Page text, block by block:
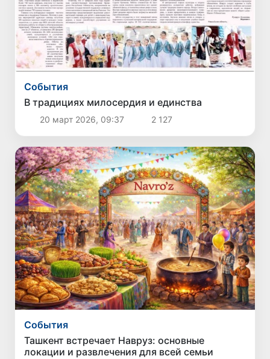
Cобытия
В традициях милосердия и единства
20 март 2026, 09:37 2 127
Cобытия
Ташкент встречает Навруз: основные
локации и развлечения для всей семьи